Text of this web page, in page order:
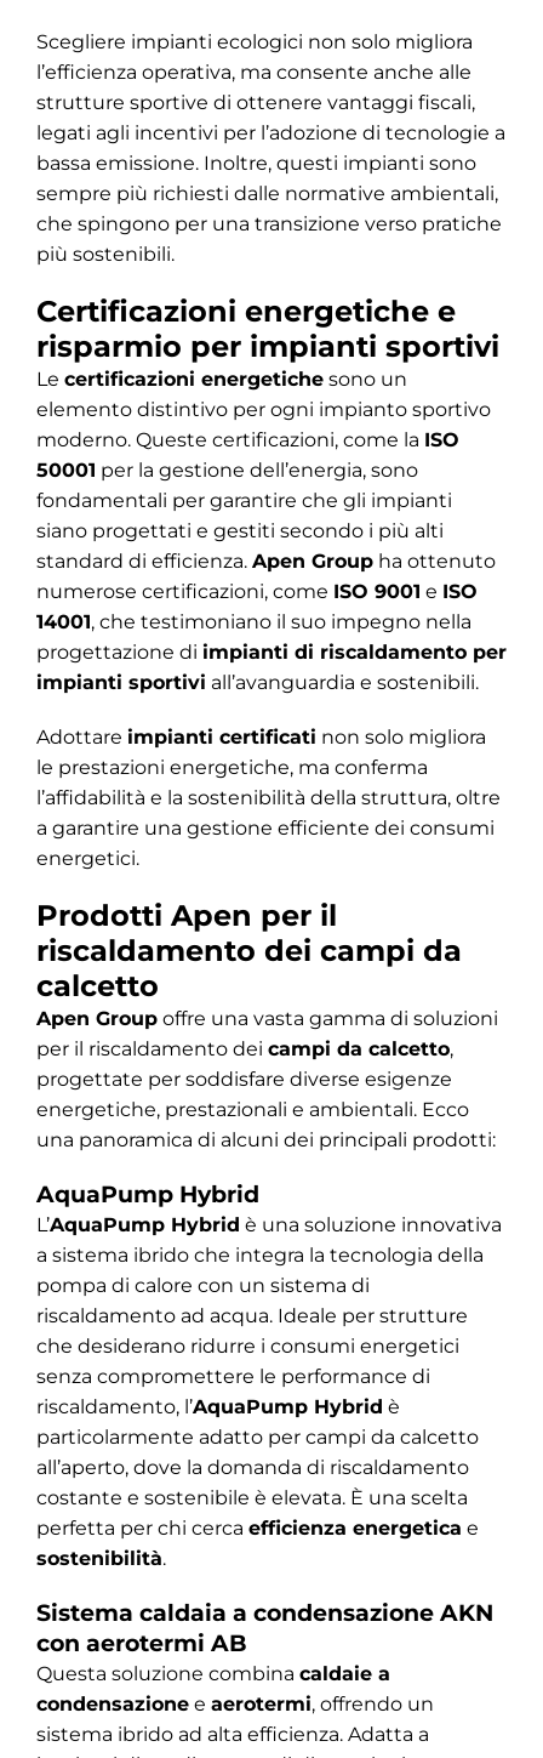
Scegliere impianti ecologici non solo migliora
l’efficienza operativa, ma consente anche alle
strutture sportive di ottenere vantaggi fiscali,
legati agli incentivi per l’adozione di tecnologie a
bassa emissione. Inoltre, questi impianti sono
sempre più richiesti dalle normative ambientali,
che spingono per una transizione verso pratiche
più sostenibili.
Certificazioni energetiche e
risparmio per impianti sportivi
Le certificazioni energetichesono un
elemento distintivo per ogni impianto sportivo
moderno. Queste certificazioni, come la ISO
50001 per la gestione dell’energia, sono
fondamentali per garantire che gli impianti
siano progettati e gestiti secondo i più alti
standard di efficienza. Apen Groupha ottenuto
numerose certificazioni, come ISO 9001 e ISO
14001, che testimoniano il suo impegno nella
progettazione di impianti di riscaldamento per
impianti sportivi all’avanguardia e sostenibili.
Adottare impianti certificati non solo migliora
le prestazioni energetiche, ma conferma
l’affidabilità e la sostenibilità della struttura, oltre
a garantire una gestione efficiente dei consumi
energetici.
Prodotti Apen per il
riscaldamento dei campi da
calcetto
Apen Groupoffre una vasta gamma di soluzioni
per il riscaldamento dei campi da calcetto,
progettate per soddisfare diverse esigenze
energetiche, prestazionali e ambientali. Ecco
una panoramica di alcuni dei principali prodotti:
AquaPump Hybrid
L’AquaPump Hybrid è una soluzione innovativa
a sistema ibridoche integra la tecnologia della
pompa di calore con un sistema di
riscaldamento ad acqua. Ideale per strutture
che desiderano ridurre i consumi energetici
senza compromettere le performance di
riscaldamento, l’AquaPump Hybrid è
particolarmente adatto per campi da calcetto
all’aperto, dove la domanda di riscaldamento
costante e sostenibile è elevata. È una scelta
perfetta per chi cerca efficienza energetica e
sostenibilità.
Sistema caldaia a condensazione AKN
con aerotermi AB
Questa soluzione combina caldaie a
condensazionee aerotermi, offrendo un
sistema ibrido ad alta efficienza. Adatta a